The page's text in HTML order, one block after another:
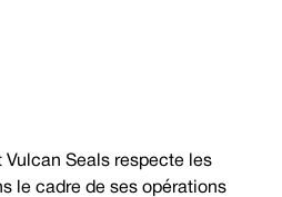
Vulcan Seals respecte les
le cadre de ses opérations